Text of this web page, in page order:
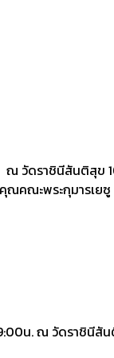
วัดราชินีสันติสุ
ณะพระกุมารเย
น. ณ วัดราชินีสั